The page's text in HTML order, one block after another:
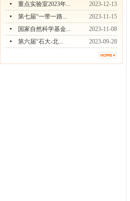
重点实验室2023年...
2023-12-13
第七届“一带一路...
2023-11-15
国家自然科学基金...
2023-11-08
第六届“石大-北...
2023-09-28